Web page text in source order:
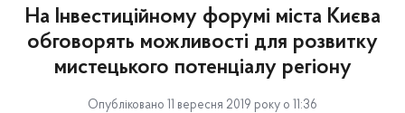
На Інвестиційному форумі міста Києва
обговорять можливості для розвитку
мистецького потенціалу регіону
Опубліковано 11 вересня 2019 року о 11:36